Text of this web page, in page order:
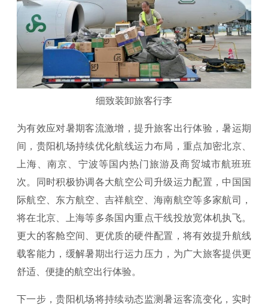
细致装卸旅客行李
为有效应对暑期客流激增，提升旅客出行体验，暑运期
间，贵阳机场持续优化航线运力布局，重点加密北京、
上海、南京、宁波等国内热门旅游及商贸城市航班班
次。同时积极协调各大航空公司升级运力配置，中国国
际航空、东方航空、吉祥航空、海南航空等多家航司，
将在北京、上海等多条国内重点干线投放宽体机执飞。
更大的客舱空间、更优质的硬件配置，将有效提升航线
载客能力，缓解暑期出行运力压力，为广大旅客提供更
舒适、便捷的航空出行体验。
下一步，贵阳机场将持续动态监测暑运客流变化，实时